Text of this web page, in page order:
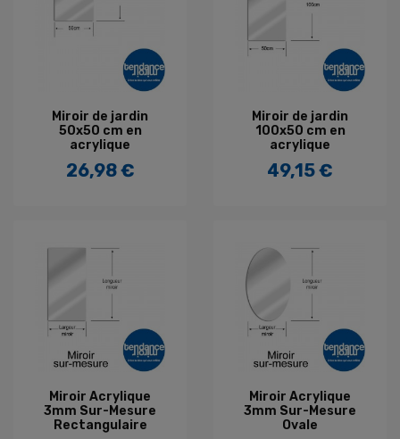
Miroir de jardin
50x50 cm en
acrylique
Prix
26,98 €
Miroir de jardin
100x50 cm en
acrylique
Prix
49,15 €
Miroir Acrylique
3mm Sur-Mesure
Rectangulaire
Miroir Acrylique
3mm Sur-Mesure
Ovale